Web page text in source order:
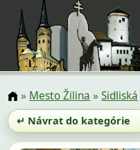
» Mesto Žilina »Sidliská
↵ Návrat do kategórie